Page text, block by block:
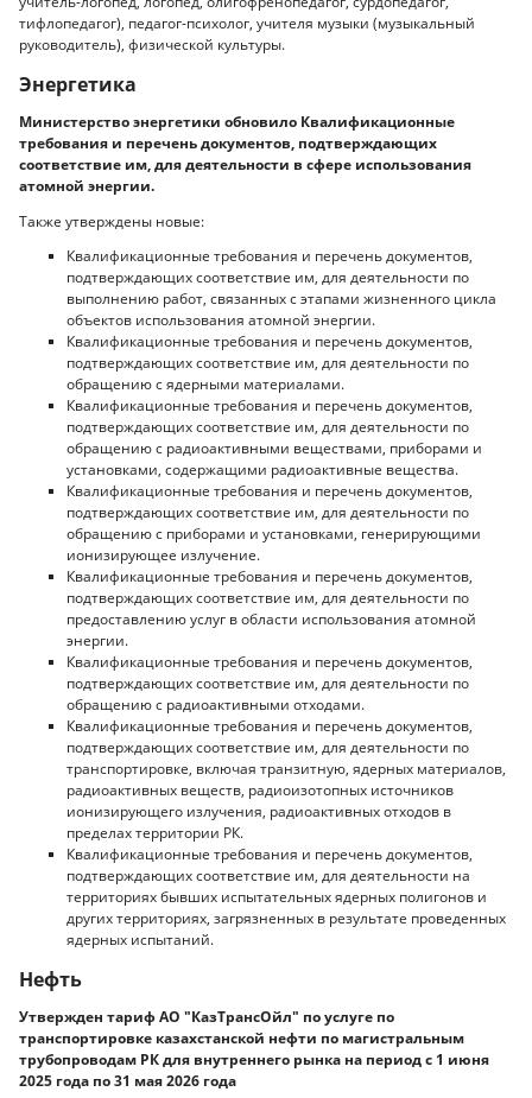
тифлопедагог), педагог-психолог, учителя музыки (музыкальный
руководитель), физической культуры.
Энергетика
Министерство энергетики обновило Квалификационные
требования и перечень документов, подтверждающих
соответствие им, для деятельности в сфере использования
атомной энергии.
Также утверждены новые:
Квалификационные требования и перечень документов,
подтверждающих соответствие им, для деятельности по
выполнению работ, связанных с этапами жизненного цикла
объектов использования атомной энергии.
Квалификационные требования и перечень документов,
подтверждающих соответствие им, для деятельности по
обращению с ядерными материалами.
Квалификационные требования и перечень документов,
подтверждающих соответствие им, для деятельности по
обращению с радиоактивными веществами, приборами и
установками, содержащими радиоактивные вещества.
Квалификационные требования и перечень документов,
подтверждающих соответствие им, для деятельности по
обращению с приборами и установками, генерирующими
ионизирующее излучение.
Квалификационные требования и перечень документов,
подтверждающих соответствие им, для деятельности по
предоставлению услуг в области использования атомной
энергии.
Квалификационные требования и перечень документов,
подтверждающих соответствие им, для деятельности по
обращению с радиоактивными отходами.
Квалификационные требования и перечень документов,
подтверждающих соответствие им, для деятельности по
транспортировке, включая транзитную, ядерных материалов,
радиоактивных веществ, радиоизотопных источников
ионизирующего излучения, радиоактивных отходов в
пределах территории РК.
Квалификационные требования и перечень документов,
подтверждающих соответствие им, для деятельности на
территориях бывших испытательных ядерных полигонов и
других территориях, загрязненных в результате проведенных
ядерных испытаний.
Нефть
Утвержден тариф АО "КазТрансОйл" по услуге по
транспортировке казахстанской нефти по магистральным
трубопроводам РК для внутреннего рынка на период с 1 июня
2025 года по 31 мая 2026 года